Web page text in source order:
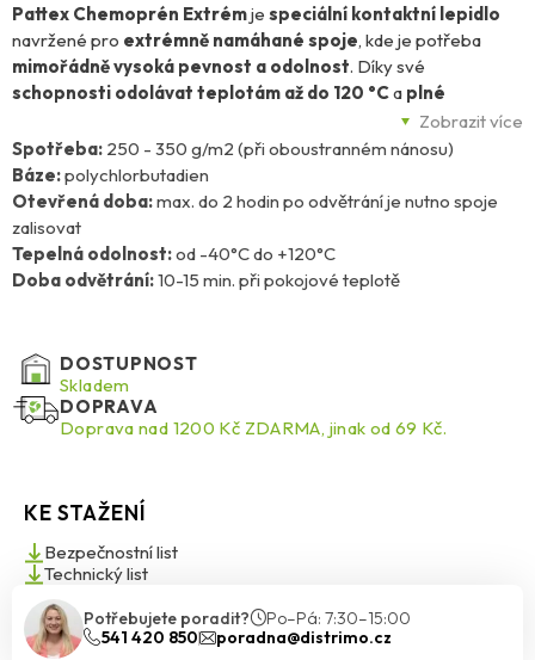
Zobrazit více
Pattex Chemoprén Extrémje speciální kontaktní lepidlo
navržené pro extrémně namáhané spoje, kde je potřeba
mimořádně vysoká pevnost a odolnost. Díky své
schopnosti odolávat teplotám až do 120 °Ca plné
je ideální pro použití v náročných podmínkách,
například v blízkosti topných těles nebo jiných tepelně
exponovaných místech.
Toto lepidlo je vhodné pro
gumy, textilií, kovů, překližky, kartonu i tvrdých plastů
Spolehlivě drží i při dlouhodobém namáhání v ohybu, což z něj činí
materiálů do prostor s vyšší teplotou.
Pattex Chemoprén Extrém neobsahuje toluen
promícháníokamžitě připravený k použitíavelmi snadno se
přicházející do kontaktu s potravinami nebo pitnou vodou.
Jedná se ovšestranné, profesionální řešení
vyžadují maximální spolehlivost, pevnost a odolnost v náročných
podmínkách.
Spotřeba: 250 - 350 g/m2 (při oboustranném nánosu)
Báze:polychlorbutadien
Otevřená doba:max. do 2 hodin po odvětrání je nutno spoje
zalisovat
Tepelná odolnost:od -40°C do +120°C
Doba odvětrání:10-15 min. při pokojové teplotě
DOSTUPNOST
Skladem
DOPRAVA
Doprava nad 1200 Kč ZDARMA, jinak od 69 Kč.
KE STAŽENÍ
Bezpečnostní list
Technický list
Potřebujete poradit?
Po–Pá: 7:30–15:00
541 420 850
poradna@distrimo.cz